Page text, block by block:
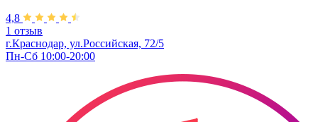
4,8
1 отзыв
г.Краснодар, ул.Российская, 72/5
Пн-Сб 10:00-20:00